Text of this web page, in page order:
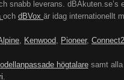
snabb leverans.
och dBVox är idag internationellt
, Kenwood, Pioneer, Connect2
högtalaresamt
.